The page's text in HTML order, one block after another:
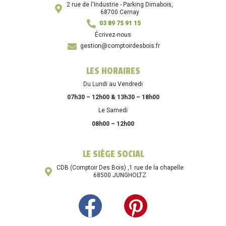
2 rue de l'Industrie - Parking Dimabois,
68700 Cernay
03 89 75 91 15
Écrivez-nous
gestion@comptoirdesbois.fr
LES HORAIRES
Du Lundi au Vendredi
07h30 – 12h00 & 13h30 – 18h00
Le Samedi
08h00 – 12h00
LE SIÈGE SOCIAL
CDB (Comptoir Des Bois) ,1 rue de la chapelle
68500 JUNGHOLTZ